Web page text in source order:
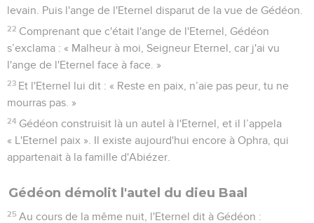
levain. Puis l'ange de l'Eternel disparut de la vue de Gédéon.
22 Comprenant que c'était l'ange de l'Eternel, Gédéon
s’exclama : « Malheur à moi, Seigneur Eternel, car j'ai vu
l'ange de l'Eternel face à face. »
23 Et l'Eternel lui dit : « Reste en paix, n’aie pas peur, tu ne
mourras pas. »
24 Gédéon construisit là un autel à l'Eternel, et il l’appela
« L'Eternel paix ». Il existe aujourd'hui encore à Ophra, qui
appartenait à la famille d'Abiézer.
Gédéon démolit l'autel du dieu Baal
25 Au cours de la même nuit, l'Eternel dit à Gédéon :